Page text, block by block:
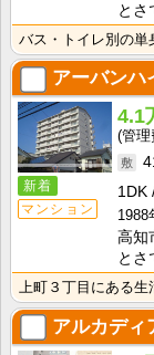
とさ
アーバンハ
新着
マンション
4.1
1DK
1988
高知
とさ
アルカディ